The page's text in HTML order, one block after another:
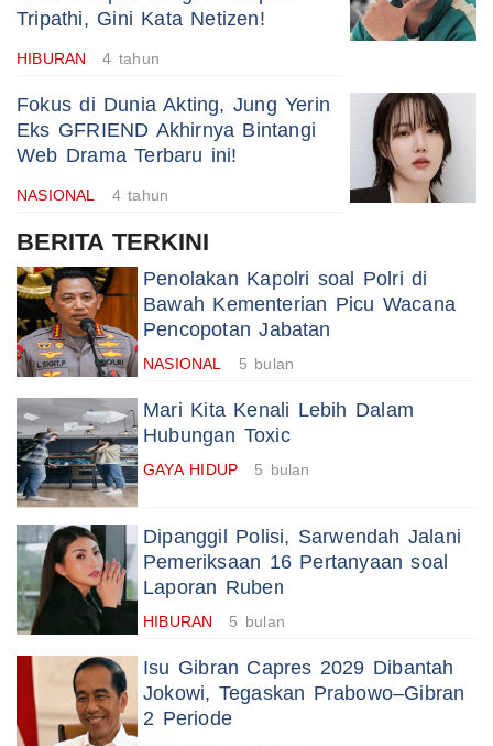
Tripathi, Gini Kata Netizen!
HIBURAN 4 tahun
Fokus di Dunia Akting, Jung Yerin
Eks GFRIEND Akhirnya Bintangi
Web Drama Terbaru ini!
NASIONAL 4 tahun
BERITA TERKINI
Penolakan Kapolri soal Polri di
Bawah Kementerian Picu Wacana
Pencopotan Jabatan
NASIONAL 5 bulan
Mari Kita Kenali Lebih Dalam
Hubungan Toxic
GAYA HIDUP 5 bulan
Dipanggil Polisi, Sarwendah Jalani
Pemeriksaan 16 Pertanyaan soal
Laporan Ruben
HIBURAN 5 bulan
Isu Gibran Capres 2029 Dibantah
Jokowi, Tegaskan Prabowo–Gibran
2 Periode